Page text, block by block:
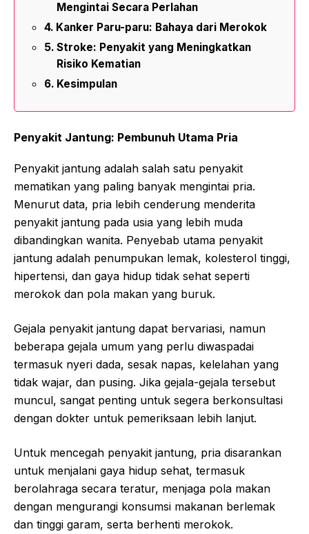
Mengintai Secara Perlahan
Kanker Paru-paru: Bahaya dari Merokok
Stroke: Penyakit yang Meningkatkan
Risiko Kematian
Kesimpulan
Penyakit Jantung: Pembunuh Utama Pria
Penyakit jantung adalah salah satu penyakit
mematikan yang paling banyak mengintai pria.
Menurut data, pria lebih cenderung menderita
penyakit jantung pada usia yang lebih muda
dibandingkan wanita. Penyebab utama penyakit
jantung adalah penumpukan lemak, kolesterol tinggi,
hipertensi, dan gaya hidup tidak sehat seperti
merokok dan pola makan yang buruk.
Gejala penyakit jantung dapat bervariasi, namun
beberapa gejala umum yang perlu diwaspadai
termasuk nyeri dada, sesak napas, kelelahan yang
tidak wajar, dan pusing. Jika gejala-gejala tersebut
muncul, sangat penting untuk segera berkonsultasi
dengan dokter untuk pemeriksaan lebih lanjut.
Untuk mencegah penyakit jantung, pria disarankan
untuk menjalani gaya hidup sehat, termasuk
berolahraga secara teratur, menjaga pola makan
dengan mengurangi konsumsi makanan berlemak
dan tinggi garam, serta berhenti merokok.